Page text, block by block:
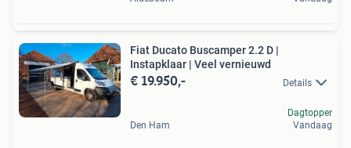
Fiat Ducato Buscamper 2.2 D |
Instapklaar | Veel vernieuwd
€ 19.950,- Details
Den Ham
Dagtopper
Vandaag